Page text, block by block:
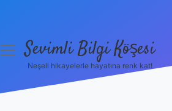
menüyüSevimli Bilgi Köşesi
Neşeli hikayelerle hayatına renk kat!